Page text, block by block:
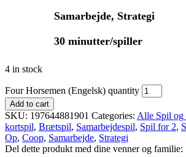
Samarbejde, Strategi
30 minutter/spiller
4 in stock
Four Horsemen (Engelsk) quantity
Add to cart
SKU: 197644881901 Categories: Alle Spil og
kortspil, Brætspil, Samarbejdespil, Spil for 2,
Op, Coop, Samarbejde, Strategi
Del dette produkt med dine venner og familie: